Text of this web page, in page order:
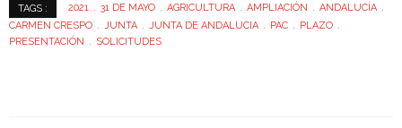
TAGS : 2021 31 DE MAYO AGRICULTURA AMPLIACIÓN
ANDALUCÍA
CARMEN CRESPO
JUNTA JUNTA DE ANDALUCIA PAC
PLAZO
PRESENTACIÓN
SOLICITUDES